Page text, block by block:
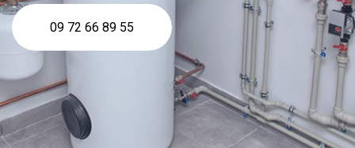
09 72 66 89 55